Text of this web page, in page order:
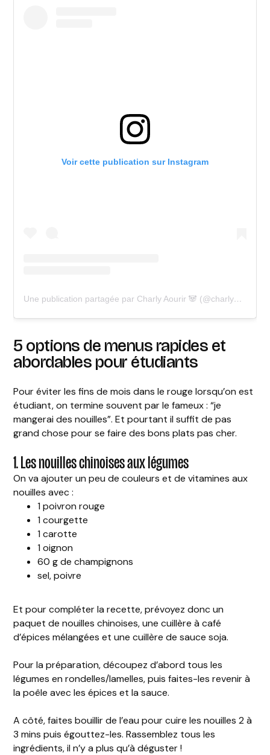
Voir cette publication sur Instagram
Une publication partagée par Charly Aourir 🐼 (@charly_evt)
5 options de menus rapides et
abordables pour étudiants
Pour éviter les fins de mois dans le rouge lorsqu’on est
étudiant, on termine souvent par le fameux : “je
mangerai des nouilles”. Et pourtant il suffit de pas
grand chose pour se faire des bons plats pas cher.
1. Les nouilles chinoises aux légumes
On va ajouter un peu de couleurs et de vitamines aux
nouilles avec :
1 poivron rouge
1 courgette
1 carotte
1 oignon
60 g de champignons
sel, poivre
Et pour compléter la recette, prévoyez donc un
paquet de nouilles chinoises, une cuillère à café
d’épices mélangées et une cuillère de sauce soja.
Pour la préparation, découpez d’abord tous les
légumes en rondelles/lamelles, puis faites-les revenir à
la poêle avec les épices et la sauce.
A côté, faites bouillir de l’eau pour cuire les nouilles 2 à
3 mins puis égouttez-les. Rassemblez tous les
ingrédients, il n’y a plus qu’à déguster !